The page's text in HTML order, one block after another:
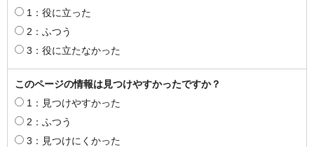
1：役に立った
2：ふつう
3：役に立たなかった
このページの情報は見つけやすかったですか？
1：見つけやすかった
2：ふつう
3：見つけにくかった